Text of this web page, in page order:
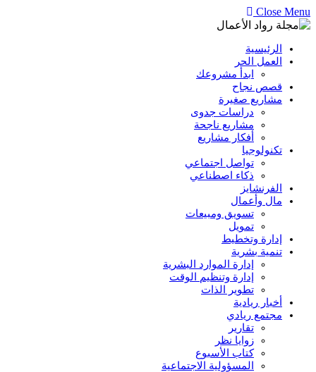
Close Menu
الرئيسية
العمل الحر
ابدأ مشروعك
قصص نجاح
مشاريع صغيرة
دراسات جدوى
مشاريع ناجحة
أفكار مشاريع
تكنولوجيا
تواصل اجتماعي
ذكاء اصطناعي
الفرنشايز
مال وأعمال
تسويق ومبيعات
تمويل
إدارة وتخطيط
تنمية بشرية
إدارة الموارد البشرية
إدارة وتنظيم الوقت
تطوير الذات
أخبار ريادية
مجتمع ريادي
تقارير
زوايا نظر
كتاب الأسبوع
المسؤولية الاجتماعية